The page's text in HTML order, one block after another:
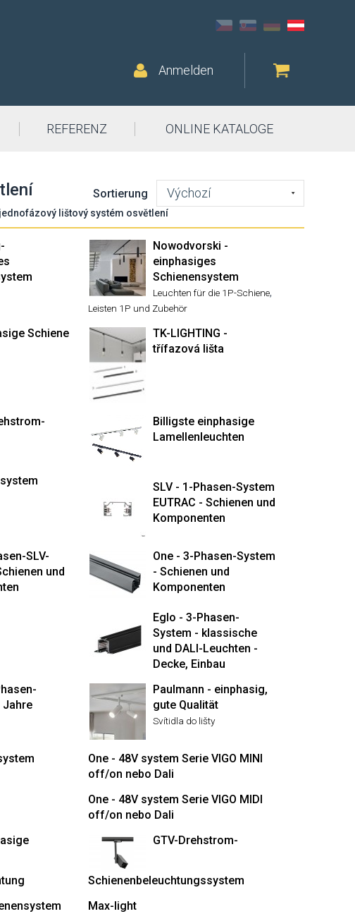
Anmelden
REFERENZ ONLINE KATALOGE
lištový systém osvětlení
Sortierung Výchozí
Nowodvorski -
einphasiges
Schienensystem
Leuchten für die 1P-Schiene,
Leisten 1P und Zubehör
Schiene
TK-LIGHTING -
třífazová lišta
Billigste einphasige
Lamellenleuchten
SLV - 1-Phasen-System
EUTRAC - Schienen und
Komponenten
SLV-
und
One - 3-Phasen-System
- Schienen und
Komponenten
Eglo - 3-Phasen-
System - klassische
und DALI-Leuchten -
Decke, Einbau
Jahre
Paulmann - einphasig,
gute Qualität
Svítidla do lišty
One - 48V system Serie VIGO MINI
off/on nebo Dali
One - 48V system Serie VIGO MIDI
off/on nebo Dali
GTV-Drehstrom-
Schienenbeleuchtungssystem
Max-light